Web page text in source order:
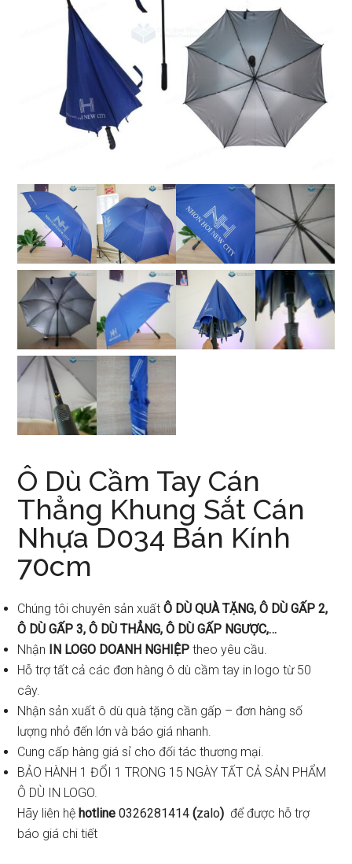
Ô Dù Cầm Tay Cán
Thẳng Khung Sắt Cán
Nhựa D034 Bán Kính
70cm
Chúng tôi chuyên sản xuấtÔ DÙ QUÀ TẶNG, Ô DÙ GẤP 2,
Ô DÙ GẤP 3, Ô DÙ THẲNG, Ô DÙ GẤP NGƯỢC,…
Nhận IN LOGO DOANH NGHIỆP theo yêu cầu.
Hỗ trợ tất cả các đơn hàng ô dù cầm tay in logo từ 50
cây.
Nhận sản xuất ô dù quà tặng cần gấp – đơn hàng số
lượng nhỏ đến lớn và báo giá nhanh.
Cung cấp hàng giá sỉ cho đối tác thương mại.
BẢO HÀNH 1 ĐỔI 1 TRONG 15 NGÀY TẤT CẢ SẢN PHẨM
Ô DÙ IN LOGO.
Hãy liên hệ hotline0326281414 (zalo) để được hỗ trợ
báo giá chi tiết